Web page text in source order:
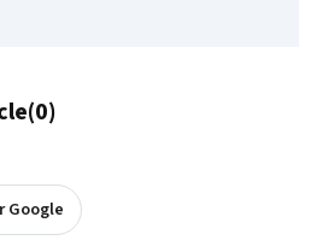
(0)
Google